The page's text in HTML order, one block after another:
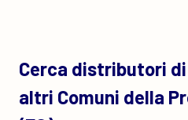
Cerca distributori
altri Comuni della